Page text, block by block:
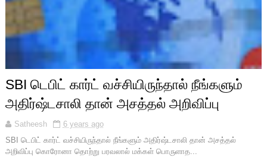
SBI டெபிட் கார்ட் வச்சியிருந்தால் நீங்களும்
அதிர்ஷ்டசாலி தான் அசத்தல் அறிவிப்பு
Satheesh
6 years ago
SBI டெபிட் கார்ட் வச்சியிருந்தால் நீங்களும் அதிர்ஷ்டசாலி தான் அசத்தல்
அறிவிப்பு கொரோனா தொற்று பரவலால் மக்கள் பொருளாத...